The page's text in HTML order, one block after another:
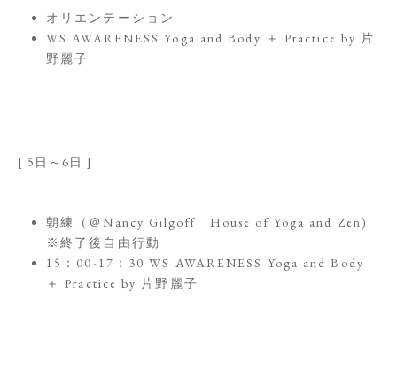
オリエンテーション
WS AWARENESS Yoga and Body ＋ Practice by 片
野麗子
[ 5日～6日 ]
朝練（＠Nancy Gilgoff House of Yoga and Zen)
※終了後自由行動
15：00-17：30 WS AWARENESS Yoga and Body
＋ Practice by 片野麗子